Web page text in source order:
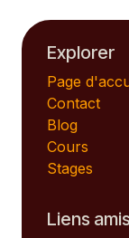
Explorer
Page
Contact
Blog
Cours
Stages
Liens amis